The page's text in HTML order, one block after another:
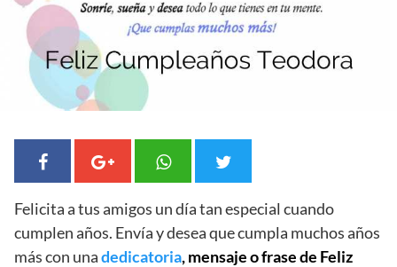
Felicita a tus amigos un día tan especial cuando
cumplen años. Envía y desea que cumpla muchos años
más con unadedicatoria, mensaje o frase de Feliz